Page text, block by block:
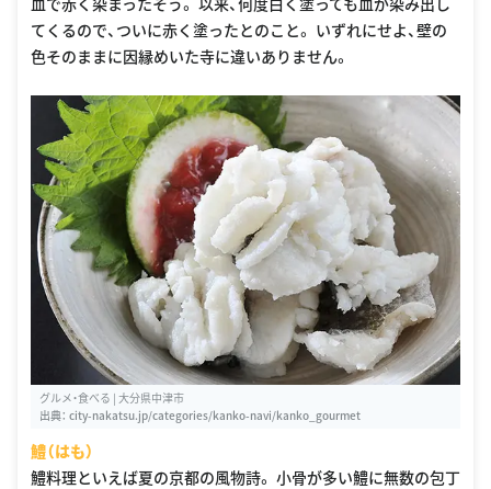
てくるので、ついに赤く塗ったとのこと。 いずれにせよ、壁の
色そのままに因縁めいた寺に違いありません。
グルメ・食べる | 大分県中津市
出典： city-nakatsu.jp/categories/kanko-navi/kanko_gourmet
鱧（はも）
鱧料理といえば夏の京都の風物詩。 小骨が多い鱧に無数の包丁